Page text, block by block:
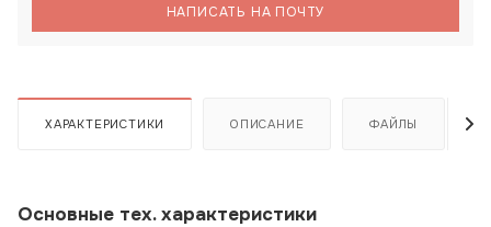
НАПИСАТЬ НА ПОЧТУ
ХАРАКТЕРИСТИКИ ОПИСАНИЕ ФАЙЛЫ
Основные тех. характеристики